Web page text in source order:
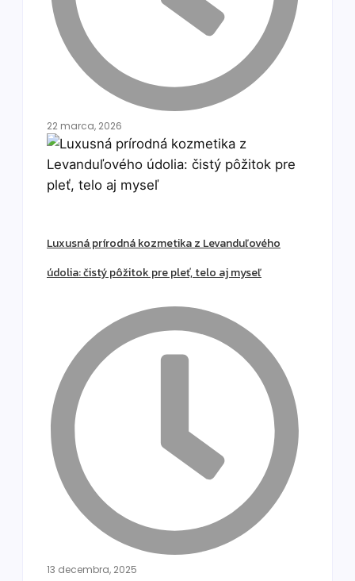
22 marca, 2026
Luxusná prírodná kozmetika z Levanduľového
údolia: čistý pôžitok pre pleť, telo aj myseľ
13 decembra, 2025